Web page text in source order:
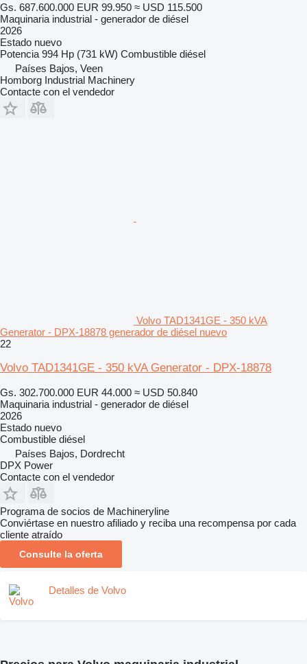
Gs. 687.600.000 EUR 99.950 ≈ USD 115.500
Maquinaria industrial - generador de diésel
2026
Estado nuevo
Potencia 994 Hp (731 kW) Combustible diésel
Países Bajos, Veen
Homborg Industrial Machinery
Contacte con el vendedor
Volvo TAD1341GE - 350 kVA
Generator - DPX-18878 generador de diésel nuevo
22
Volvo TAD1341GE - 350 kVA Generator - DPX-18878
Gs. 302.700.000 EUR 44.000 ≈ USD 50.840
Maquinaria industrial - generador de diésel
2026
Estado nuevo
Combustible diésel
Países Bajos, Dordrecht
DPX Power
Contacte con el vendedor
Programa de socios de Machineryline
Conviértase en nuestro afiliado y reciba una recompensa por cada
cliente atraído
Consulte la oferta
Detalles de Volvo